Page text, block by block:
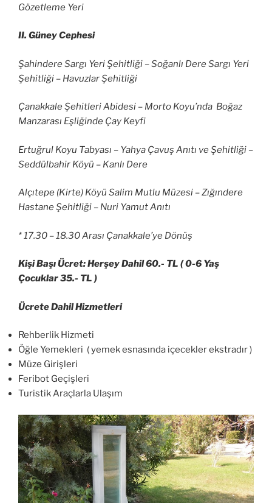
Gözetleme Yeri
II. Güney Cephesi
Şahindere Sargı Yeri Şehitliği – Soğanlı Dere Sargı Yeri
Şehitliği – Havuzlar Şehitliği
Çanakkale Şehitleri Abidesi – Morto Koyu’nda Boğaz
Manzarası Eşliğinde Çay Keyfi
Ertuğrul Koyu Tabyası – Yahya Çavuş Anıtı ve Şehitliği –
Seddülbahir Köyü – Kanlı Dere
Alçıtepe (Kirte) Köyü Salim Mutlu Müzesi – Zığındere
Hastane Şehitliği – Nuri Yamut Anıtı
* 17.30 – 18.30 Arası Çanakkale’ye Dönüş
Kişi Başı Ücret: Herşey Dahil 60.- TL ( 0-6 Yaş
Çocuklar 35.- TL )
Ücrete Dahil Hizmetleri
Rehberlik Hizmeti
Öğle Yemekleri ( yemek esnasında içecekler ekstradır )
Müze Girişleri
Feribot Geçişleri
Turistik Araçlarla Ulaşım